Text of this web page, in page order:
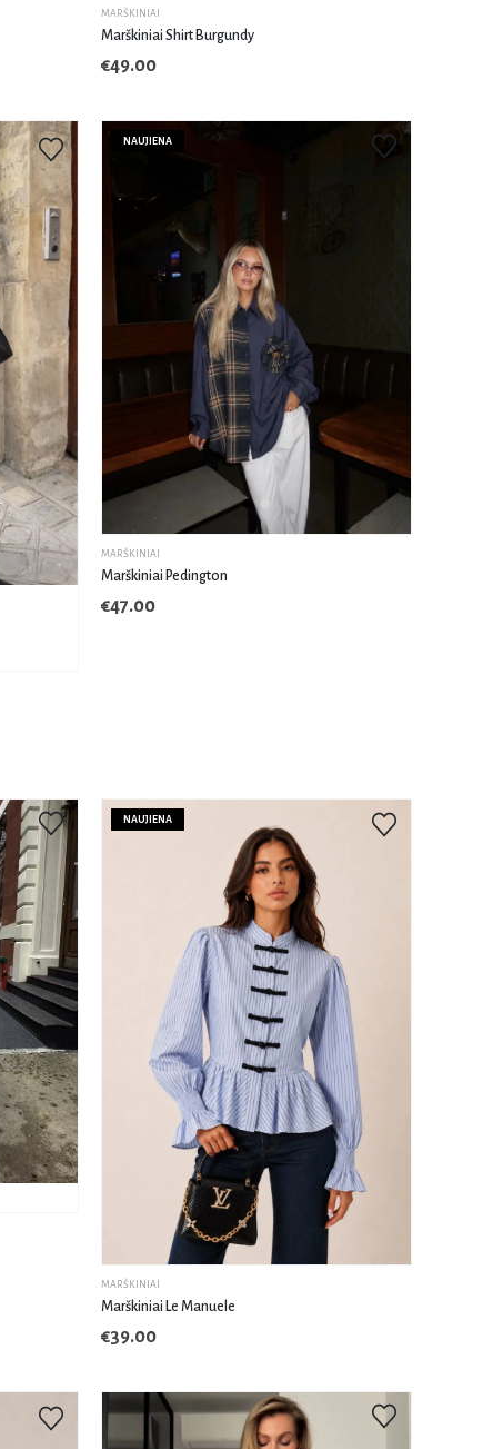
MARŠKINIAI
Marškiniai Shirt Burgundy
€49.00
NAUJIENA
MARŠKINIAI
Marškiniai Pedington
€47.00
NAUJIENA
M/L
MARŠKINIAI
Marškiniai Le Manuele
€39.00